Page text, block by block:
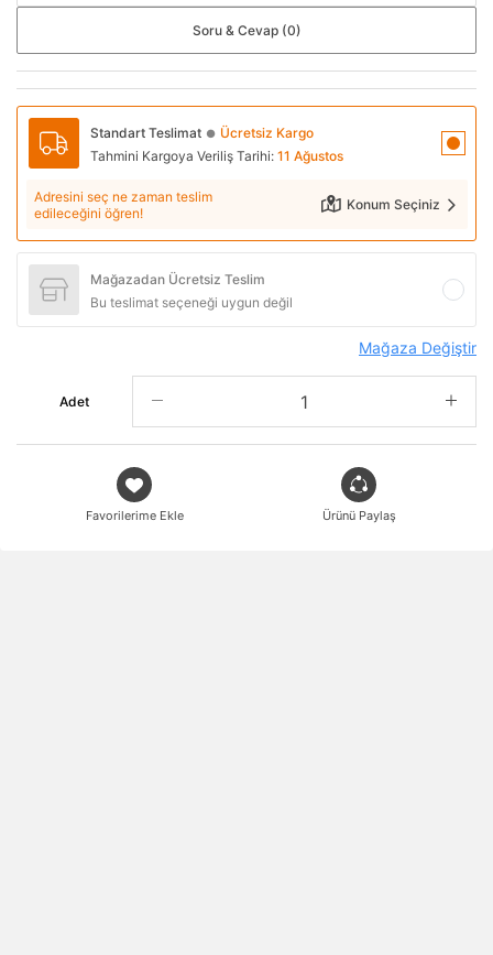
Soru & Cevap (0)
Standart Teslimat ● Ücretsiz Kargo
Tahmini Kargoya Veriliş Tarihi: 11 Ağustos
Adresini seç ne zaman teslim
edileceğini öğren!
Konum Seçiniz
Mağazadan Ücretsiz Teslim
Bu teslimat seçeneği uygun değil
Mağaza Değiştir
Adet
Favorilerime Ekle Ürünü Paylaş